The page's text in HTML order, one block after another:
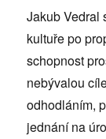
Jakub Vedral
kultuře po
schopnost
nebývalou
odhodláním,
jednání na